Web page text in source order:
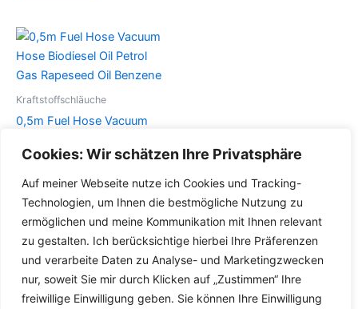
Cookies: Wir schätzen Ihre Privatsphäre
Auf meiner Webseite nutze ich Cookies und Tracking-
Technologien, um Ihnen die bestmögliche Nutzung zu
ermöglichen und meine Kommunikation mit Ihnen relevant
zu gestalten. Ich berücksichtige hierbei Ihre Präferenzen
und verarbeite Daten zu Analyse- und Marketingzwecken
nur, soweit Sie mir durch Klicken auf „Zustimmen“ Ihre
freiwillige Einwilligung geben. Sie können Ihre Einwilligung
Varianten
auf.
Die
Optionen
können
der
Produktseite
gewählt
werden
gewählt
werden
Kraftstoffschläuche
0,5m Fuel Hose Vacuum
Gas Rapeseed Oil Benzene
Details
Dieses
Produkt
weist
mehrere
Varianten
auf.
Die